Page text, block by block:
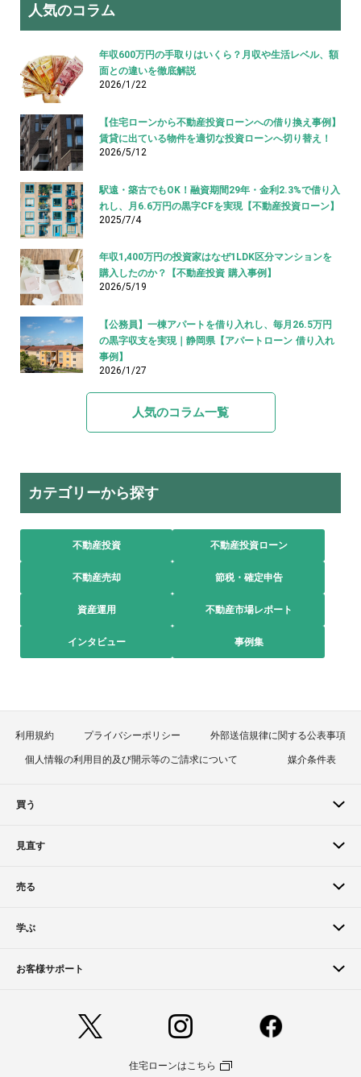
人気のコラム
年収600万円の手取りはいくら？月収や生活レベル、額
面との違いを徹底解説
2026/1/22
【住宅ローンから不動産投資ローンへの借り換え事例】
賃貸に出ている物件を適切な投資ローンへ切り替え！
2026/5/12
駅遠・築古でもOK！融資期間29年・金利2.3%で借り入
れし、月6.6万円の黒字CFを実現【不動産投資ローン】
2025/7/4
年収1,400万円の投資家はなぜ1LDK区分マンションを
購入したのか？【不動産投資 購入事例】
2026/5/19
【公務員】一棟アパートを借り入れし、毎月26.5万円
の黒字収支を実現｜静岡県【アパートローン 借り入れ
事例】
2026/1/27
人気のコラム一覧
カテゴリーから探す
不動産投資 不動産投資ローン
不動産売却 節税・確定申告
資産運用 不動産市場レポート
インタビュー 事例集
利用規約 プライバシーポリシー 外部送信規律に関する公表事項
個人情報の利用目的及び開示等のご請求について 媒介条件表
買う
見直す
売る
学ぶ
お客様サポート
住宅ローンはこちら